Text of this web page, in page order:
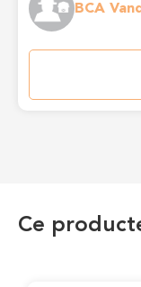
BCA
Ce